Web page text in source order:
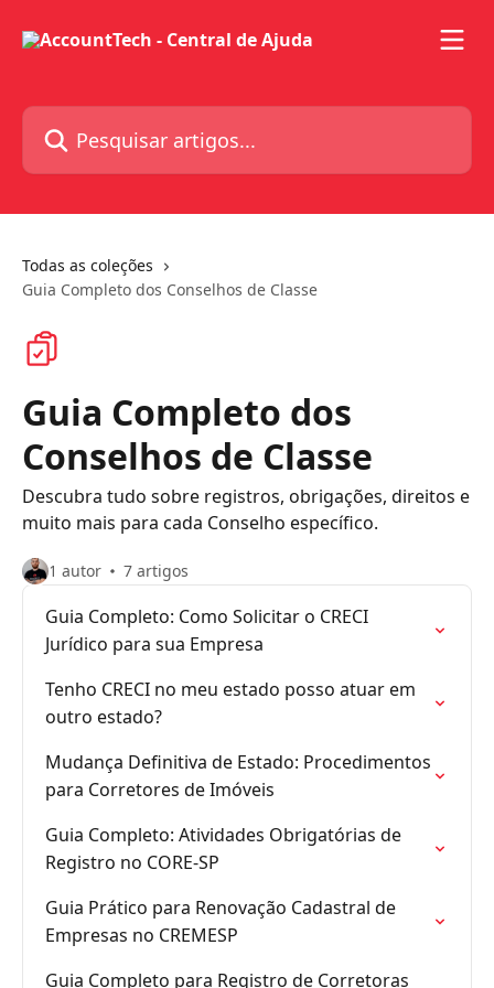
Pesquisar artigos...
Todas as coleções
Guia Completo dos Conselhos de Classe
Guia Completo dos
Conselhos de Classe
Descubra tudo sobre registros, obrigações, direitos e
muito mais para cada Conselho específico.
1 autor 7 artigos
Guia Completo: Como Solicitar o CRECI
Jurídico para sua Empresa
Tenho CRECI no meu estado posso atuar em
outro estado?
Mudança Definitiva de Estado: Procedimentos
para Corretores de Imóveis
Guia Completo: Atividades Obrigatórias de
Registro no CORE-SP
Guia Prático para Renovação Cadastral de
Empresas no CREMESP
Guia Completo para Registro de Corretoras